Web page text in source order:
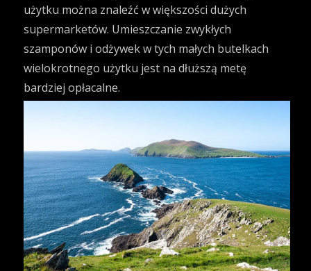
użytku można znaleźć w większości dużych
supermarketów. Umieszczanie zwykłych
szamponów i odżywek w tych małych butelkach
wielokrotnego użytku jest na dłuższą metę
bardziej opłacalne.